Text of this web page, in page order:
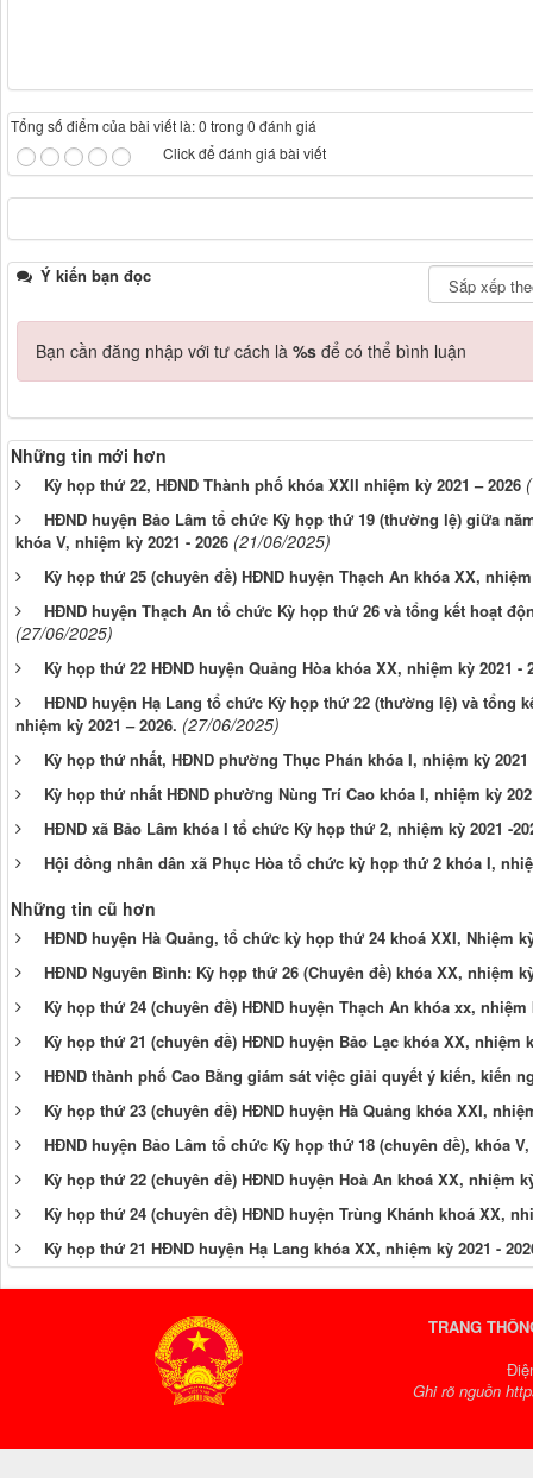
Tổng số điểm của bài viết là: 0 trong 0 đánh giá
Click để đánh giá bài viết
Ý kiến bạn đọc
Bạn cần đăng nhập với tư cách là %s để có thể bình luận
Những tin mới hơn
Kỳ họp thứ 22, HĐND Thành phố khóa XXII nhiệm kỳ 2021 – 2026
HĐND huyện Bảo Lâm tổ chức Kỳ họp thứ 19 (thường lệ) giữa
khóa V, nhiệm kỳ 2021 - 2026 (21/06/2025)
Kỳ họp thứ 25 (chuyên đề) HĐND huyện Thạch An khóa XX, nhiệm
HĐND huyện Thạch An tổ chức Kỳ họp thứ 26 và tổng kết hoạt
(27/06/2025)
Kỳ họp thứ 22 HĐND huyện Quảng Hòa khóa XX, nhiệm kỳ 2021 -
HĐND huyện Hạ Lang tổ chức Kỳ họp thứ 22 (thường lệ) và tổng
nhiệm kỳ 2021 – 2026. (27/06/2025)
Kỳ họp thứ nhất, HĐND phường Thục Phán khóa I, nhiệm kỳ 2021
Kỳ họp thứ nhất HĐND phường Nùng Trí Cao khóa I, nhiệm kỳ
HĐND xã Bảo Lâm khóa I tổ chức Kỳ họp thứ 2, nhiệm kỳ 2021 -
Hội đồng nhân dân xã Phục Hòa tổ chức kỳ họp thứ 2 khóa I,
Những tin cũ hơn
HĐND huyện Hà Quảng, tổ chức kỳ họp thứ 24 khoá XXI, Nhiệm
HĐND Nguyên Bình: Kỳ họp thứ 26 (Chuyên đề) khóa XX, nhiệm
Kỳ họp thứ 24 (chuyên đề) HĐND huyện Thạch An khóa xx, nhiệm
Kỳ họp thứ 21 (chuyên đề) HĐND huyện Bảo Lạc khóa XX, nhiệm
HĐND thành phố Cao Bằng giám sát việc giải quyết ý kiến, kiến
Kỳ họp thứ 23 (chuyên đề) HĐND huyện Hà Quảng khóa XXI,
HĐND huyện Bảo Lâm tổ chức Kỳ họp thứ 18 (chuyên đề), khóa V,
Kỳ họp thứ 22 (chuyên đề) HĐND huyện Hoà An khoá XX, nhiệm
Kỳ họp thứ 24 (chuyên đề) HĐND huyện Trùng Khánh khoá XX,
Kỳ họp thứ 21 HĐND huyện Hạ Lang khóa XX, nhiệm kỳ 2021 -
TRANG
Ghi rõ nguồn